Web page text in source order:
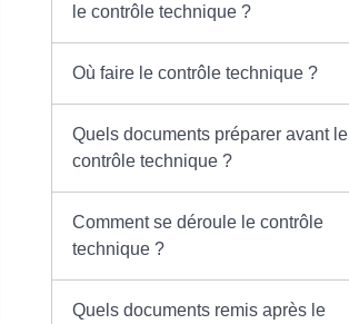
le contrôle technique ?
Où faire le contrôle technique ?
Quels documents préparer avant le
contrôle technique ?
Comment se déroule le contrôle
technique ?
Quels documents remis après le